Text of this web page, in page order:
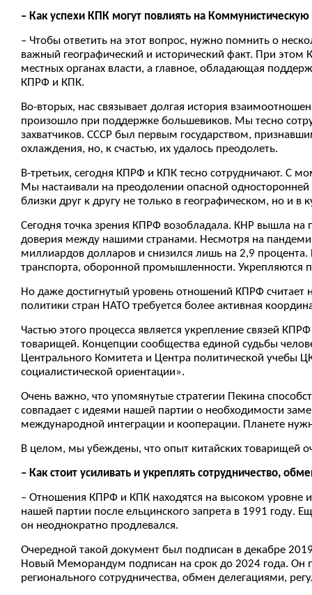
– Как успехи КПК могут повлиять на
– Чтобы ответить на этот вопрос, нужно помнить о
важный географический и исторический факт. При этом
местных органах власти, а главное, обладающая
КПРФ и КПК.
Во-вторых, нас связывает долгая история
произошло при поддержке большевиков. Мы тесно
захватчиков. СССР был первым государством,
охлаждения, но, к счастью, их удалось преодолеть.
В-третьих, сегодня КПРФ и КПК тесно сотрудничают. С
Мы настаивали на преодолении опасной
близки друг к другу не только в географическом, но и
Сегодня точка зрения КПРФ возобладала. КНР вышла на
доверия между нашими странами. Несмотря на
миллиардов долларов и снизился лишь на 2,9
транспорта, оборонной промышленности. Укрепляются
Но даже достигнутый уровень отношений КПРФ
политики стран НАТО требуется более активная
Частью этого процесса является укрепление связей
товарищей. Концепции сообщества единой судьбы
Центрального Комитета и Центра политической учебы
социалистической ориентации».
Очень важно, что упомянутые стратегии Пекина
совпадает с идеями нашей партии о необходимости
международной интеграции и кооперации. Планете
В целом, мы убеждены, что опыт китайских товарищей
– Как стоит усиливать и укреплять сотрудничество,
– Отношения КПРФ и КПК находятся на высоком уровне
нашей партии после ельцинского запрета в 1991 году.
он неоднократно продлевался.
Очередной такой документ был подписан в декабре
Новый Меморандум подписан на срок до 2024 года. Он
регионального сотрудничества, обмен делегациями,